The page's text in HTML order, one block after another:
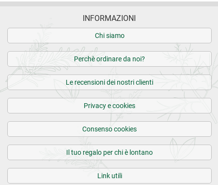
INFORMAZIONI
Chi siamo
Perchè ordinare da noi?
Le recensioni dei nostri clienti
Privacy e cookies
Consenso cookies
Il tuo regalo per chi è lontano
Link utili